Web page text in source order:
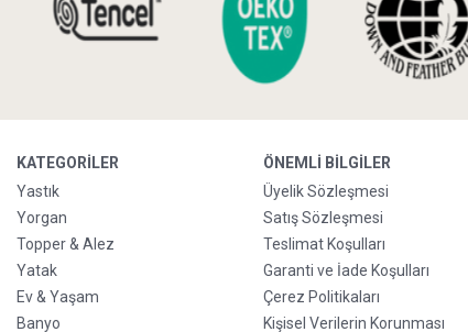
KATEGORILER
Yastık
Yorgan
Topper & Alez
Yatak
Ev & Yaşam
Banyo
ÖNEMLI BILGILER
Üyelik Sözleşmesi
Satış Sözleşmesi
Teslimat Koşulları
Garanti ve İade Koşulları
Çerez Politikaları
Kişisel Verilerin Korunması